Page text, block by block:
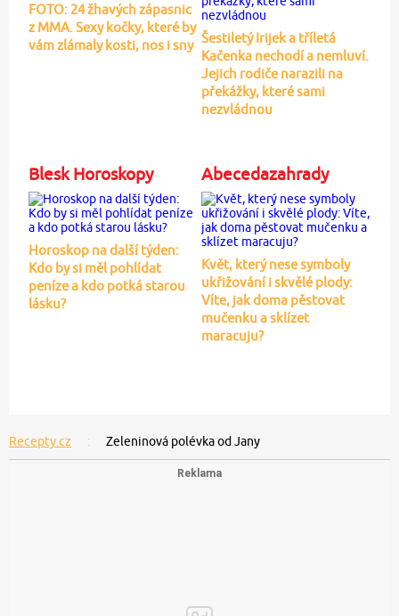
FOTO: 24 žhavých zápasnic
z MMA. Sexy kočky, které by
vám zlámaly kosti, nos i sny Šestiletý Irijek a tříletá
Kačenka nechodí a nemluví.
Jejich rodiče narazili na
překážky, které sami
nezvládnou
Blesk Horoskopy
Horoskop na další týden:
Kdo by si měl pohlídat
peníze a kdo potká starou
lásku?
Abecedazahrady
Květ, který nese symboly
ukřižování i skvělé plody:
Víte, jak doma pěstovat
mučenku a sklízet
maracuju?
Recepty.cz Zeleninová polévka od Jany